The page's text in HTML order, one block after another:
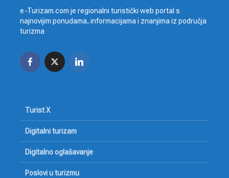
e-Turizam.com je regionalni turistički web portal s
najnovijim ponudama, informacijama i znanjima iz područja
turizma
Turist X
Digitalni turizam
Digitalno oglašavanje
Poslovi u turizmu